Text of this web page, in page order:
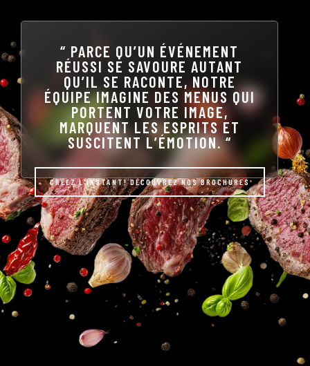
“ PARCE QU’UN ÉVÉNEMENT
RÉUSSI SE SAVOURE AUTANT
QU’IL SE RACONTE, NOTRE
ÉQUIPE IMAGINE DES MENUS QUI
PORTENT VOTRE IMAGE,
MARQUENT LES ESPRITS ET
SUSCITENT L’ÉMOTION. “
CRÉEZ L’INSTANT! DÉCOUVREZ NOS BROCHURES